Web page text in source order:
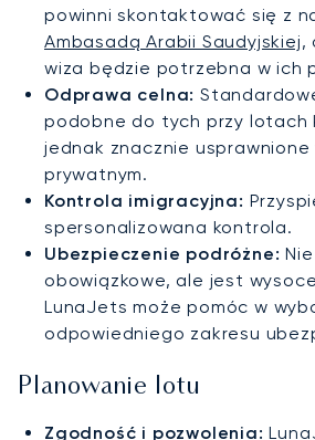
powinni skontaktować się z
Ambasadą Arabii Saudyjskiej,
wiza będzie potrzebna w ich
Odprawa celna:
podobne do tych przy lotach
jednak znacznie
prywatnym.
Kontrola imigracyjna:
spersonalizowana kontrola.
Ubezpieczenie podróżne:
obowiązkowe, ale jest
LunaJets może pomóc w
odpowiedniego zakresu
Planowanie lotu
Zgodność i pozwolenia: